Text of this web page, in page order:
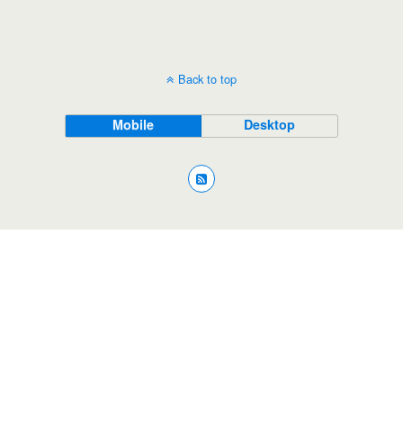
Back to top
Mobile Desktop